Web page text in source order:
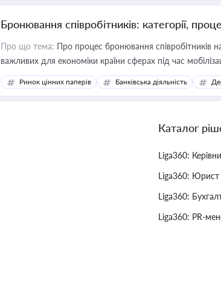
Бронювання співробітників: категорії,
Про що тема: Про процес бронювання співробітників
важливих для економіки країни сферах під час
Ринок цінних паперів Банківська діяльність
Каталог
Liga360:
Liga360: Юрист
Liga360:
Liga360: PR-